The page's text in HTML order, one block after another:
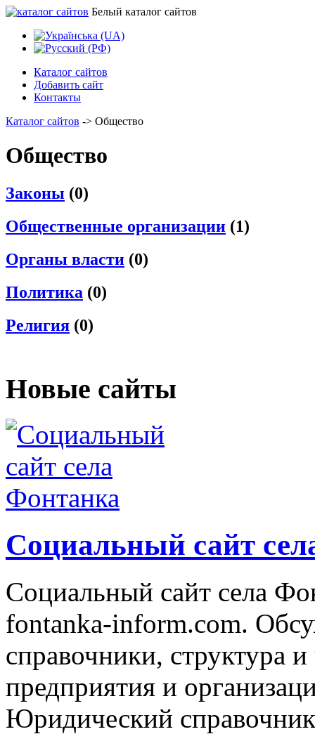
Белый каталог сайтов
Каталог сайтов
Добавить сайт
Контакты
Каталог сайтов -> Общество
Общество
Законы (0)
Общественные организации (1)
Органы власти (0)
Политика (0)
Религия (0)
Новые сайты
Социальный сайт
Социальный сайт села
fontanka-inform.com.
справочники, структура
предприятия и
Юридический